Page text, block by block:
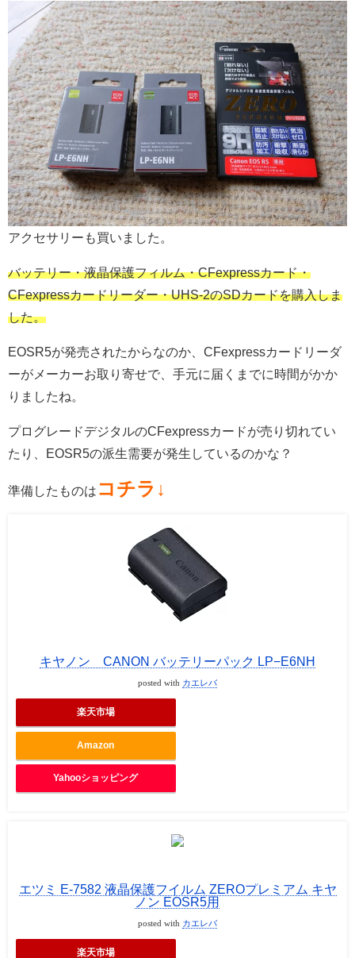
アクセサリーも買いました。
バッテリー・液晶保護フィルム・CFexpressカード・
CFexpressカードリーダー・UHS-2のSDカードを購入しま
した。
EOSR5が発売されたからなのか、CFexpressカードリーダ
ーがメーカーお取り寄せで、手元に届くまでに時間がかか
りましたね。
プログレードデジタルのCFexpressカードが売り切れてい
たり、EOSR5の派生需要が発生しているのかな？
準備したものは コチラ↓
キヤノン CANON バッテリーパック LP−E6NH
posted with カエレバ
楽天市場
Amazon
Yahooショッピング
エツミ E-7582 液晶保護フイルム ZEROプレミアム キヤ
ノン EOSR5用
posted with カエレバ
楽天市場